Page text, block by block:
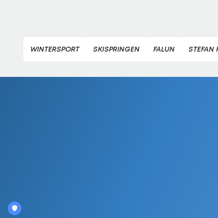
WINTERSPORT SKISPRINGEN FALUN STEFAN